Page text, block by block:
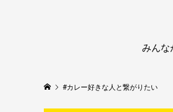
みんな
#カレー好きな人と繋がりたい